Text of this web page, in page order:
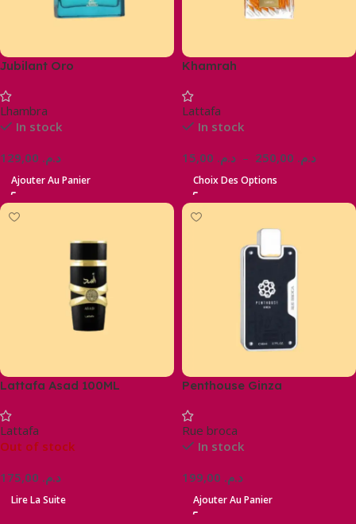
Jubilant Oro
Lhambra
In stock
د.م.
Ajouter Au Panier
Khamrah
Lattafa
In stock
د.م. – د.م.
Choix Des Options
Lattafa Asad 100ML
Lattafa
Out of stock
د.م.
Lire La Suite
Penthouse Ginza
Rue broca
In stock
د.م.
Ajouter Au Panier